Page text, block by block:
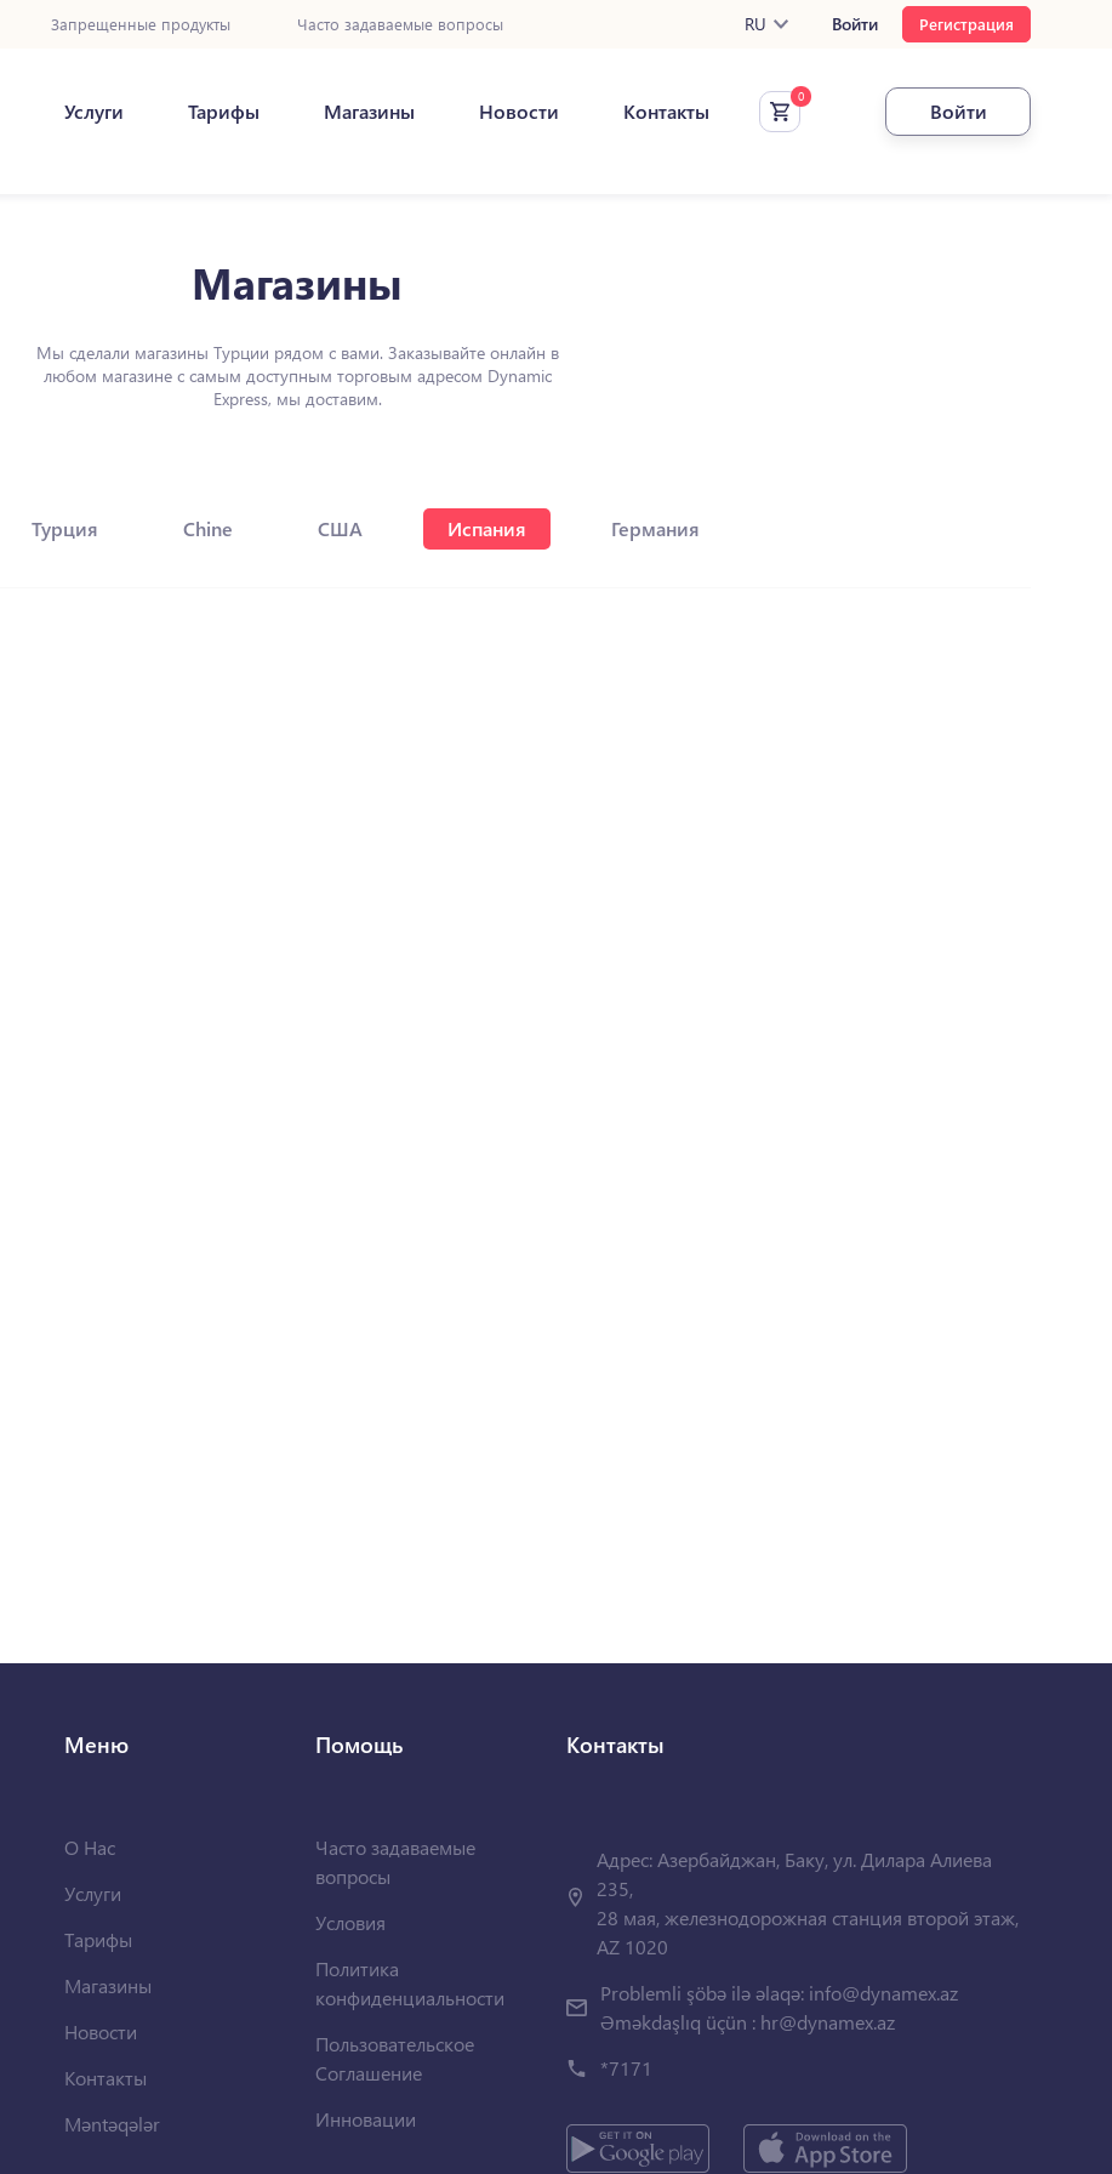
Запрещенные продукты Часто задаваемые вопросы RU Войти Регистрация
Услуги Тарифы Магазины Новости Контакты Войти
Магазины
Мы сделали магазины Турции рядом с вами. Заказывайте онлайн в
любом магазине с самым доступным торговым адресом Dynamic
Express, мы доставим.
Турция Chine США Испания Германия
Меню
О Нас
Услуги
Тарифы
Магазины
Новости
Контакты
Məntəqələr
Помощь
Часто задаваемые
вопросы
Условия
Политика
конфиденциальности
Пользовательское
Соглашение
Инновации
Контакты
Адрес: Азербайджан, Баку, ул. Дилара Алиева
235,
28 мая, железнодорожная станция второй этаж,
AZ 1020
Problemli şöbə ilə əlaqə: info@dynamex.az
Əməkdaşlıq üçün : hr@dynamex.az
*7171